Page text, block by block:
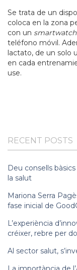
Se trata de un
coloca en la zona
con un smartwatch
teléfono móvil.
lactato, de un solo
en cada
use.
RECENT POSTS
Deu consells
la salut
Mariona Serra
fase inicial de
L’experiència
créixer, rebre per
Al sector salut,